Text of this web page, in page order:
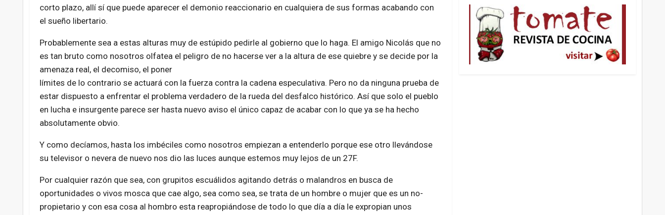
corto plazo, allí sí que puede aparecer el demonio reaccionario en cualquiera de sus formas acabando con
el sueño libertario.
Probablemente sea a estas alturas muy de estúpido pedirle al gobierno que lo haga. El amigo Nicolás que no
es tan bruto como nosotros olfatea el peligro de no hacerse ver a la altura de ese quiebre y se decide por la
amenaza real, el decomiso, el poner
límites de lo contrario se actuará con la fuerza contra la cadena especulativa. Pero no da ninguna prueba de
estar dispuesto a enfrentar el problema verdadero de la rueda del desfalco histórico. Así que solo el pueblo
en lucha e insurgente parece ser hasta nuevo aviso el único capaz de acabar con lo que ya se ha hecho
absolutamente obvio.
Y como decíamos, hasta los imbéciles como nosotros empiezan a entenderlo porque ese otro llevándose
su televisor o nevera de nuevo nos dio las luces aunque estemos muy lejos de un 27F.
Por cualquier razón que sea, con grupitos escuálidos agitando detrás o malandros en busca de
oportunidades o vivos mosca que cae algo, sea como sea, se trata de un hombre o mujer que es un no-
propietario y con esa cosa al hombro esta reapropiándose de todo lo que día a día le expropian unos